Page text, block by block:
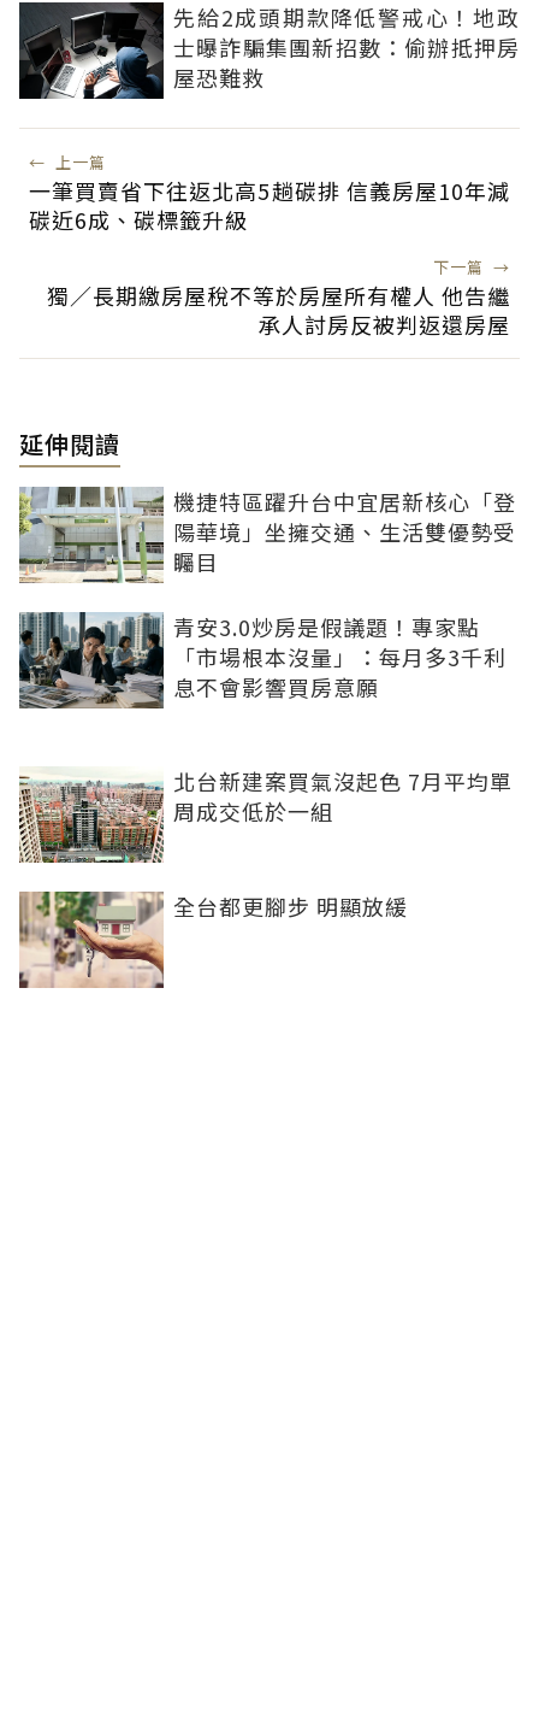
先給2成頭期款降低警戒心！地政
士曝詐騙集團新招數：偷辦抵押房
屋恐難救
← 上一篇
一筆買賣省下往返北高5趟碳排 信義房屋10年減
碳近6成、碳標籤升級
下一篇 →
獨／長期繳房屋稅不等於房屋所有權人 他告繼
承人討房反被判返還房屋
延伸閱讀
機捷特區躍升台中宜居新核心「登
陽華境」坐擁交通、生活雙優勢受
矚目
青安3.0炒房是假議題！專家點
「市場根本沒量」：每月多3千利
息不會影響買房意願
北台新建案買氣沒起色 7月平均單
周成交低於一組
全台都更腳步 明顯放緩